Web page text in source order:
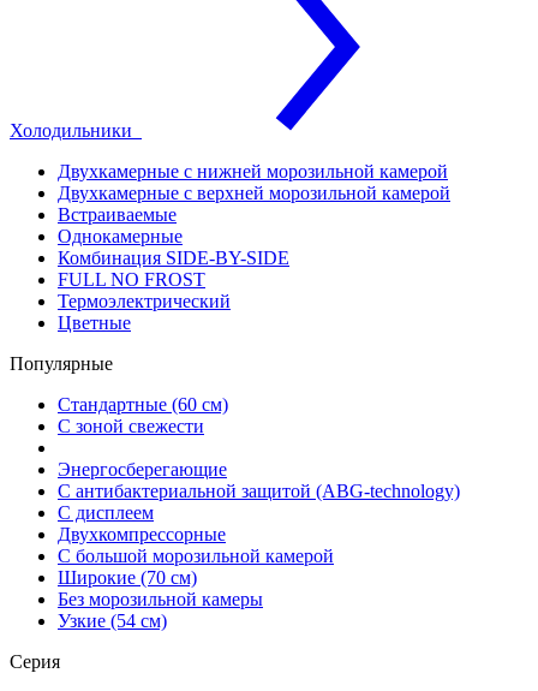
Холодильники
Двухкамерные с нижней морозильной камерой
Двухкамерные с верхней морозильной камерой
Встраиваемые
Однокамерные
Комбинация SIDE-BY-SIDE
FULL NO FROST
Термоэлектрический
Цветные
Популярные
Стандартные (60 см)
С зоной свежести
Энергосберегающие
С антибактериальной защитой (ABG-technology)
С дисплеем
Двухкомпрессорные
С большой морозильной камерой
Широкие (70 см)
Без морозильной камеры
Узкие (54 см)
Серия